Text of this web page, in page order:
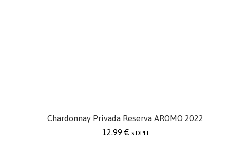
Chardonnay Privada Reserva AROMO 2022
12.99 € s DPH